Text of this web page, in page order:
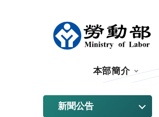
本部簡介
新聞公告